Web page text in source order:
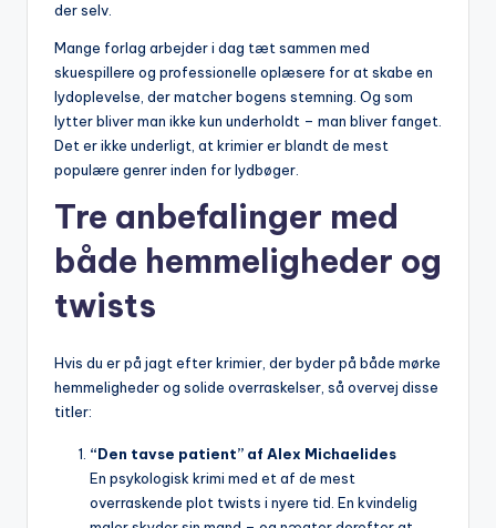
der selv.
Mange forlag arbejder i dag tæt sammen med
skuespillere og professionelle oplæsere for at skabe en
lydoplevelse, der matcher bogens stemning. Og som
lytter bliver man ikke kun underholdt – man bliver fanget.
Det er ikke underligt, at krimier er blandt de mest
populære genrer inden for lydbøger.
Tre anbefalinger med
både hemmeligheder og
twists
Hvis du er på jagt efter krimier, der byder på både mørke
hemmeligheder og solide overraskelser, så overvej disse
titler:
“Den tavse patient” af Alex Michaelides
En psykologisk krimi med et af de mest
overraskende plot twists i nyere tid. En kvindelig